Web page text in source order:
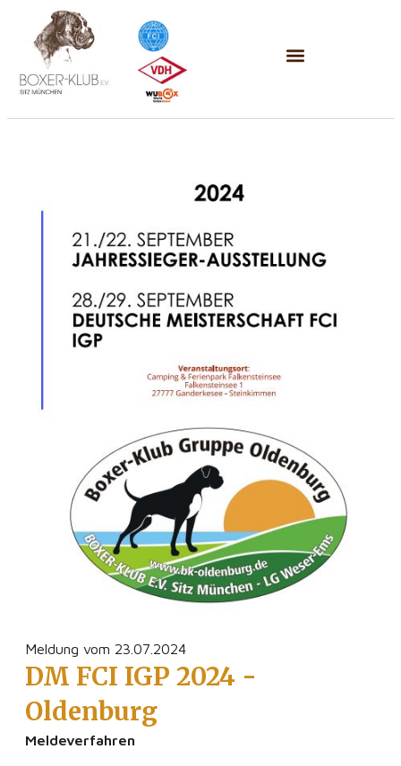
Meldung vom 23.07.2024
DM FCI IGP 2024 -
Oldenburg
Meldeverfahren